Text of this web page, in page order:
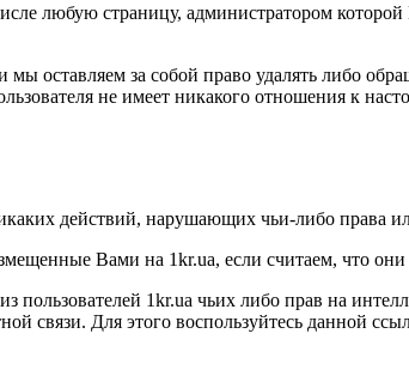
любую страницу, администратором которой
оставляем за собой право удалять либо
не имеет никакого отношения к
действий, нарушающих чьи-либо
Вами на 1kr.ua, если считаем, что
пользователей 1kr.ua чьих либо прав на
связи. Для этого воспользуйтесь данной